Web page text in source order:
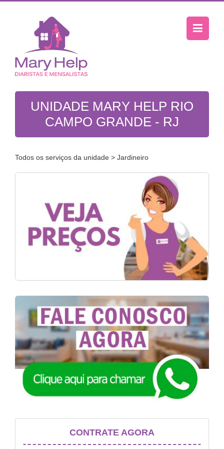
UNIDADE MARY HELP RIO
CAMPO GRANDE - RJ
Todos os serviços da unidade > Jardineiro
CONTRATE AGORA